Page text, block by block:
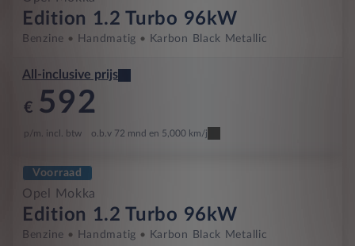
Edition 1.2 Turbo 96kW
Benzine Handmatig Karbon Black Metallic
All-inclusive prijs
€ 592
p/m. incl. btw o.b.v 72 mnd en 5,000 km/j
Voorraad
Opel Mokka
Edition 1.2 Turbo 96kW
Benzine Handmatig Karbon Black Metallic